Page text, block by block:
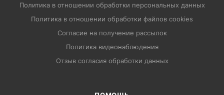
Политика в отношении обработки персональных данных
Политика в отношении обработки файлов cookies
Согласие на получение рассылок
Политика видеонаблюдения
Отзыв согласия обработки данных